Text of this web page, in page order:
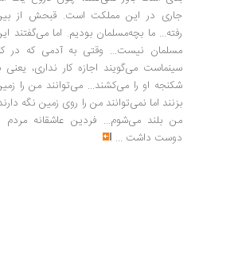
جاری در این مملکت است. قبحش از
رفته... ما بچه‌مسلمان بودیم. اما می‌گفتند
مسلمان نیست... وقتی به آدمی که در
سینماست می‌گویند اجازه کار نداری، یعنی
شکنجه او را می‌کشند... می‌توانند من را
بزنند اما نمی‌توانند من را روی زمین نگه
من بلند می‌شوم... فردین عاشقانه مردم
دوست داشت ...